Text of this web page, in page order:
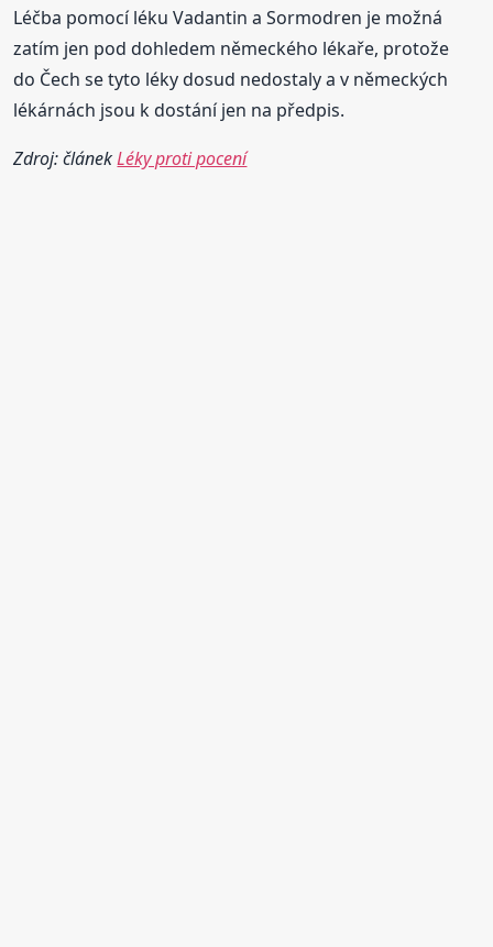
Léčba pomocí léku Vadantin a Sormodren je možná
zatím jen pod dohledem německého lékaře, protože
do Čech se tyto léky dosud nedostaly a v německých
lékárnách jsou k dostání jen na předpis.
Zdroj: článekLéky proti pocení